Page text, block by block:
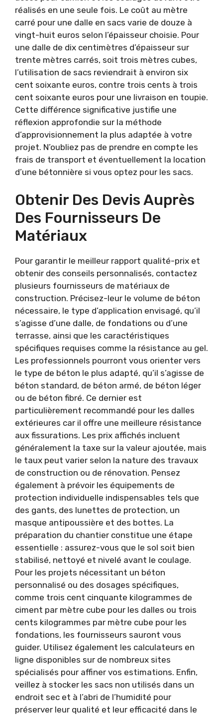
réalisés en une seule fois. Le coût au mètre
carré pour une dalle en sacs varie de douze à
vingt-huit euros selon l’épaisseur choisie. Pour
une dalle de dix centimètres d’épaisseur sur
trente mètres carrés, soit trois mètres cubes,
l’utilisation de sacs reviendrait à environ six
cent soixante euros, contre trois cents à trois
cent soixante euros pour une livraison en toupie.
Cette différence significative justifie une
réflexion approfondie sur la méthode
d’approvisionnement la plus adaptée à votre
projet. N’oubliez pas de prendre en compte les
frais de transport et éventuellement la location
d’une bétonnière si vous optez pour les sacs.
Obtenir Des Devis Auprès
Des Fournisseurs De
Matériaux
Pour garantir le meilleur rapport qualité-prix et
obtenir des conseils personnalisés, contactez
plusieurs fournisseurs de matériaux de
construction. Précisez-leur le volume de béton
nécessaire, le type d’application envisagé, qu’il
s’agisse d’une dalle, de fondations ou d’une
terrasse, ainsi que les caractéristiques
spécifiques requises comme la résistance au gel.
Les professionnels pourront vous orienter vers
le type de béton le plus adapté, qu’il s’agisse de
béton standard, de béton armé, de béton léger
ou de béton fibré. Ce dernier est
particulièrement recommandé pour les dalles
extérieures car il offre une meilleure résistance
aux fissurations. Les prix affichés incluent
généralement la taxe sur la valeur ajoutée, mais
le taux peut varier selon la nature des travaux
de construction ou de rénovation. Pensez
également à prévoir les équipements de
protection individuelle indispensables tels que
des gants, des lunettes de protection, un
masque antipoussière et des bottes. La
préparation du chantier constitue une étape
essentielle : assurez-vous que le sol soit bien
stabilisé, nettoyé et nivelé avant le coulage.
Pour les projets nécessitant un béton
personnalisé ou des dosages spécifiques,
comme trois cent cinquante kilogrammes de
ciment par mètre cube pour les dalles ou trois
cents kilogrammes par mètre cube pour les
fondations, les fournisseurs sauront vous
guider. Utilisez également les calculateurs en
ligne disponibles sur de nombreux sites
spécialisés pour affiner vos estimations. Enfin,
veillez à stocker les sacs non utilisés dans un
endroit sec et à l’abri de l’humidité pour
préserver leur qualité et leur efficacité dans le